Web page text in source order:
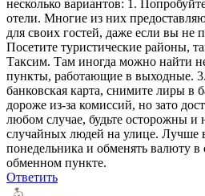
несколько вариантов: 1.
отели. Многие из них
для своих гостей, даже если вы не
Посетите туристические районы,
Таксим. Там иногда можно найти
пункты, работающие в выходные.
банковская карта, снимите лиры в
дороже из-за комиссий, но зато
любом случае, будьте осторожны и
случайных людей на улице. Лучше
понедельника и обменять валюту
обменном пункте.
Ответить